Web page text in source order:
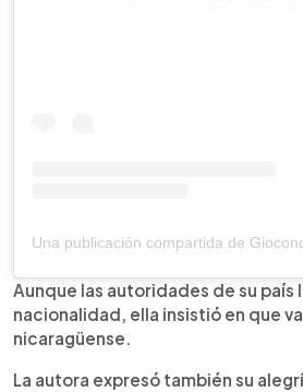
Aunque las autoridades de su país
nacionalidad, ella insistió en que
nicaragüense.
La autora expresó también su